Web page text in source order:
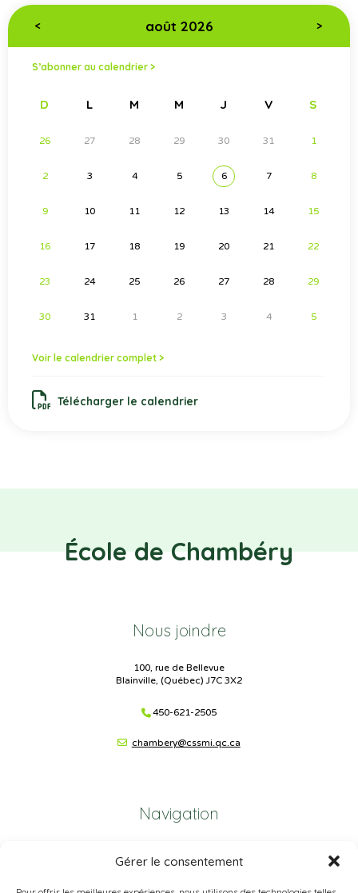
Gérer le consentement
< août 2026 >
S’abonner au calendrier >
D L M M J V S
26 27 28 29 30 31 1
2 3 4 5 6 7 8
9 10 11 12 13 14 15
16 17 18 19 20 21 22
23 24 25 26 27 28 29
30 31 1 2 3 4 5
Voir le calendrier complet >
Télécharger le calendrier
École de Chambéry
Nous joindre
100, rue de Bellevue
Blainville, (Québec) J7C 3X2
450-621-2505
chambery@cssmi.qc.ca
Navigation